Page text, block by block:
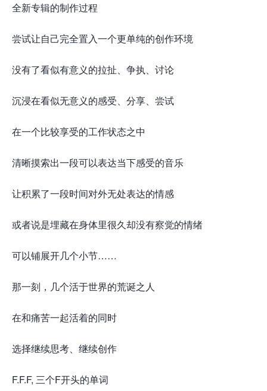
全新专辑的制作过程
尝试让自己完全置入一个更单纯的创作环境
没有了看似有意义的拉扯、争执、讨论
沉浸在看似无意义的感受、分享、尝试
在一个比较享受的工作状态之中
清晰摸索出一段可以表达当下感受的音乐
让积累了一段时间对外无处表达的情感
或者说是埋藏在身体里很久却没有察觉的情绪
可以铺展开几个小节……
那一刻，几个活于世界的荒诞之人
在和痛苦一起活着的同时
选择继续思考、继续创作
F.F.F, 三个F开头的单词